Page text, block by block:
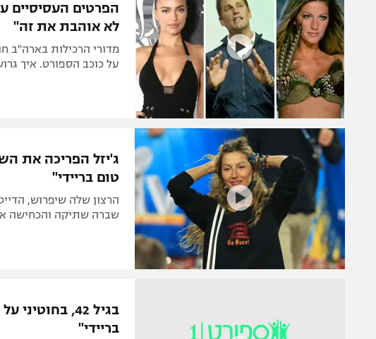
הפרטים העסיסיים
לא אוהבת את זה"
מדורי הרכילות בארה"ב
על כוכב הספורט. איך
ג'יזל הפריכה את
טום בריידי"
הרצון שלה שיפרוש,
שברה שתיקה והכחישה
בגיל 42,
בריידי"